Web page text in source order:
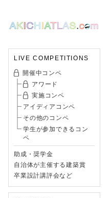
LIVE COMPETITIONS
開催中コンペ
アワード
実施コンペ
アイディアコンペ
その他のコンペ
学生が参加できるコン
ペ
助成・奨学金
自治体が主催する建築賞
卒業設計講評会など